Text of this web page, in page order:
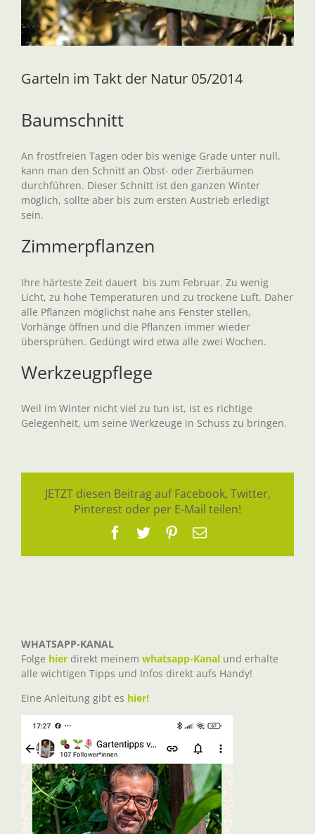
Garteln im Takt der Natur 05/2014
Baumschnitt
An frostfreien Tagen oder bis wenige Grade unter null,
kann man den Schnitt an Obst- oder Zierbäumen
durchführen. Dieser Schnitt ist den ganzen Winter
möglich, sollte aber bis zum ersten Austrieb erledigt
sein.
Zimmerpflanzen
Ihre härteste Zeit dauert bis zum Februar. Zu wenig
Licht, zu hohe Temperaturen und zu trockene Luft. Daher
alle Pflanzen möglichst nahe ans Fenster stellen,
Vorhänge öffnen und die Pflanzen immer wieder
übersprühen. Gedüngt wird etwa alle zwei Wochen.
Werkzeugpflege
Weil im Winter nicht viel zu tun ist, ist es richtige
Gelegenheit, um seine Werkzeuge in Schuss zu bringen.
JETZT diesen Beitrag auf Facebook, Twitter,
Pinterest oder per E-Mail teilen!
Facebook
TwitterPinterest
E-
WHATSAPP-KANAL
Folge hier direkt meinem whatsapp-Kanal und erhalte
alle wichtigen Tipps und Infos direkt aufs Handy!
Eine Anleitung gibt es hier!